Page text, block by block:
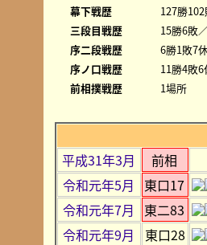
幕下戦歴
127勝
三段目戦歴
15勝6敗
序二段戦歴
6勝1敗7
序ノ口戦歴
11勝4敗
前相撲戦歴
1場所
平成31年3月
前相
令和元年5月
東口17
令和元年7月
東二83
令和元年9月
東口28